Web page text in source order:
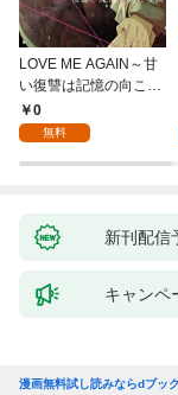
LOVE ME AGAIN～甘
い復讐は記憶の向こう
側～(1)
0
無料
新刊配信
キャンペ
漫画無料試し読みならdブック